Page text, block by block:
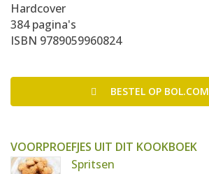
Hardcover
384 pagina's
ISBN 9789059960824
BESTEL OP BOL.COM
VOORPROEFJES UIT DIT KOOKBOEK
Spritsen